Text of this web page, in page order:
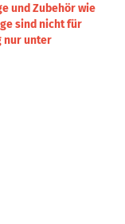
und Zubehör wie
sind nicht für
nur unter